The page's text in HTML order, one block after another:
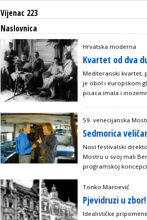
Vijenac 223
Naslovnica
Hrvatska moderna
Kvartet od dva
Mediteranski kvartet,
je obol i europskom
pisaca imala i
59. venecijanska
Sedmorica
Novi festivalski
Mostru u svoj mali
programskoj
Tonko Maroević
Pjevidruzi u zbor!
Idealističke